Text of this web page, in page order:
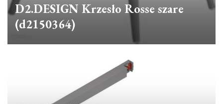
D2.DESIGN Krzesło Rosse szare
(d2150364)